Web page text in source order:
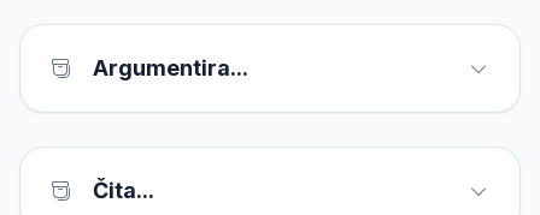
Argumentira...
Čita...